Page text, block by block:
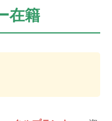
在籍